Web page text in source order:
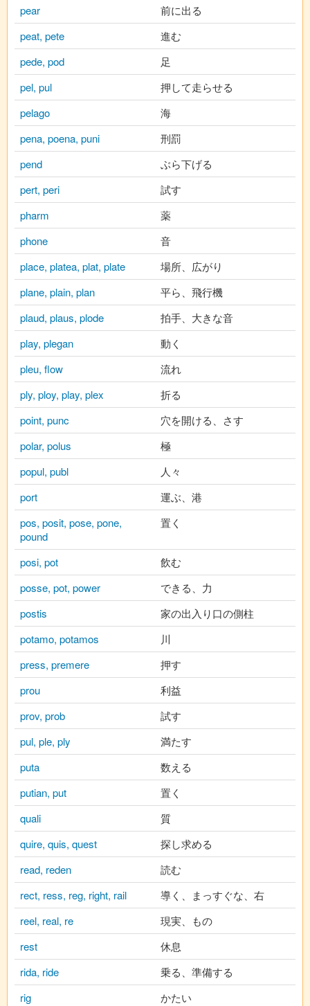
pear
前に出る
peat, pete
進む
pede, pod
足
pel, pul
押して走らせる
pelago
海
pena, poena, puni
刑罰
pend
ぶら下げる
pert, peri
試す
pharm
薬
phone
音
place, platea, plat, plate
場所、広がり
plane, plain, plan
平ら、飛行機
plaud, plaus, plode
拍手、大きな音
play, plegan
動く
pleu, flow
流れ
ply, ploy, play, plex
折る
point, punc
穴を開ける、さす
polar, polus
極
popul, publ
人々
port
運ぶ、港
pos, posit, pose, pone,
pound
置く
posi, pot
飲む
posse, pot, power
できる、力
postis
家の出入り口の側柱
potamo, potamos
川
press, premere
押す
prou
利益
prov, prob
試す
pul, ple, ply
満たす
puta
数える
putian, put
置く
quali
質
quire, quis, quest
探し求める
read, reden
読む
rect, ress, reg, right, rail
導く、まっすぐな、右
reel, real, re
現実、もの
rest
休息
rida, ride
乗る、準備する
rig
かたい